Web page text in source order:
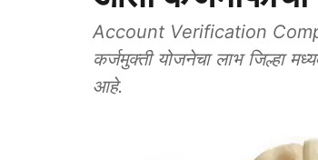
Account Verification
कर्जमुक्ती योजनेचा लाभ जिल्हा
आहे.